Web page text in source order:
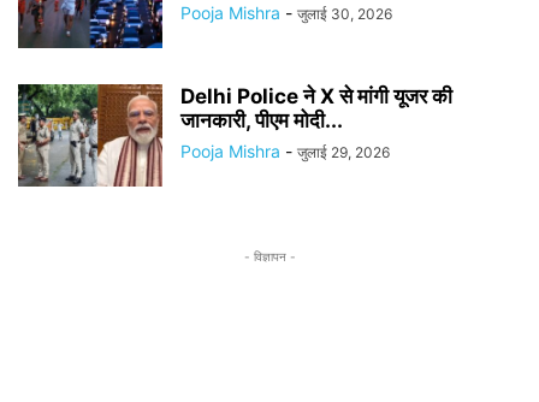
Pooja Mishra - जुलाई 30, 2026
Delhi Police ने X से मांगी यूजर की
जानकारी, पीएम मोदी...
Pooja Mishra - जुलाई 29, 2026
- विज्ञापन -